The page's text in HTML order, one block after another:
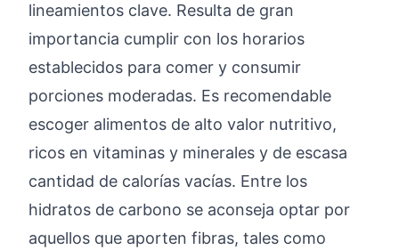
lineamientos clave. Resulta de gran
importancia cumplir con los horarios
establecidos para comer y consumir
porciones moderadas. Es recomendable
escoger alimentos de alto valor nutritivo,
ricos en vitaminas y minerales y de escasa
cantidad de calorías vacías. Entre los
hidratos de carbono se aconseja optar por
aquellos que aporten fibras, tales como